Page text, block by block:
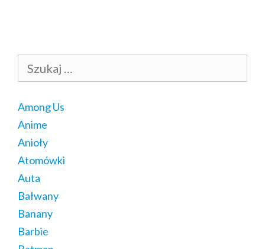
Among Us
Anime
Anioły
Atomówki
Auta
Bałwany
Banany
Barbie